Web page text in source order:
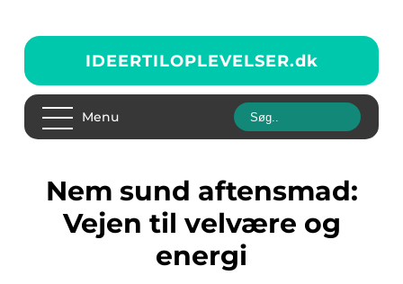
IDEERTILOPLEVELSER.dk
Menu
Nem sund aftensmad:
Vejen til velvære og
energi